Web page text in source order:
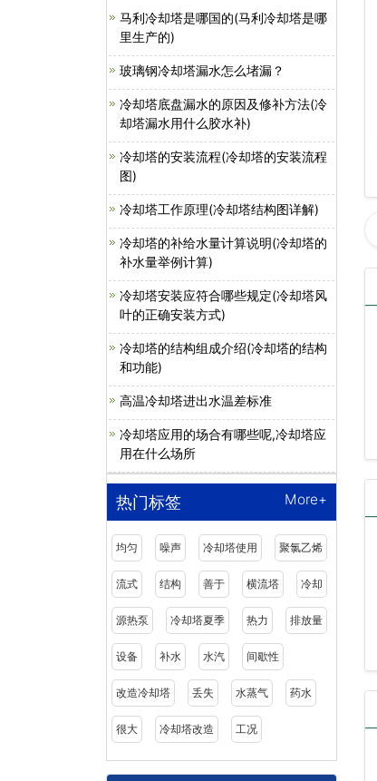
马利冷却塔是哪国的(马利冷却塔是哪
里生产的)
玻璃钢冷却塔漏水怎么堵漏？
冷却塔底盘漏水的原因及修补方法(冷
却塔漏水用什么胶水补)
冷却塔的安装流程(冷却塔的安装流程
图)
冷却塔工作原理(冷却塔结构图详解)
冷却塔的补给水量计算说明(冷却塔的
补水量举例计算)
冷却塔安装应符合哪些规定(冷却塔风
叶的正确安装方式)
冷却塔的结构组成介绍(冷却塔的结构
和功能)
高温冷却塔进出水温差标准
冷却塔应用的场合有哪些呢,冷却塔应
用在什么场所
热门标签 More+
均匀 噪声 冷却塔使用 聚氯乙烯
流式 结构 善于 横流塔 冷却
源热泵 冷却塔夏季 热力 排放量
设备 补水 水汽 间歇性
改造冷却塔 丢失 水蒸气 药水
很大 冷却塔改造 工况